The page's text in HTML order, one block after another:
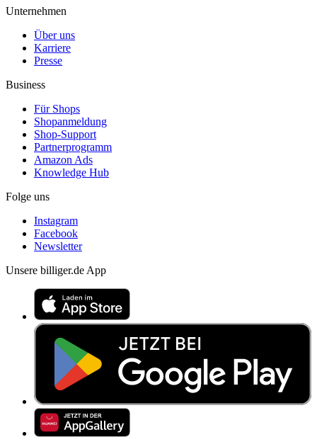
Unternehmen
Über uns
Karriere
Presse
Business
Für Shops
Shopanmeldung
Shop-Support
Partnerprogramm
Amazon Ads
Knowledge Hub
Folge uns
Instagram
Facebook
Newsletter
Unsere billiger.de App